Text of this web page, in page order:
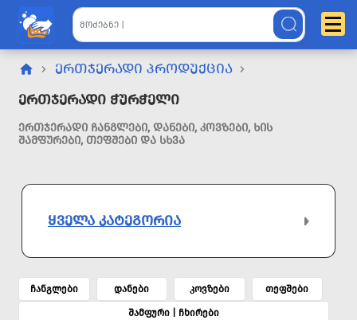
ᲔᲠᲗᲯᲔᲠᲐᲓᲘ ᲞᲠᲝᲓᲣᲥᲪᲘᲐ
Ერთჯერადი Ჭურჭელი
ᲔᲠᲗᲯᲔᲠᲐᲓᲘ ᲩᲐᲜᲒᲚᲔᲑᲘ, ᲓᲐᲜᲔᲑᲘ, ᲙᲝᲕᲖᲔᲑᲘ, ᲮᲘᲡ
ᲨᲐᲛᲤᲣᲠᲔᲑᲘ, ᲗᲔᲤᲨᲔᲑᲘ ᲓᲐ ᲡᲮᲕᲐ
ᲧᲕᲔᲚᲐ ᲙᲐᲢᲔᲒᲝᲠᲘᲐ
ჩანგლები დანები კოვზები თეფშები
შამფური | ჩხირები